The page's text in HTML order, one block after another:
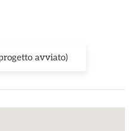
avviato)